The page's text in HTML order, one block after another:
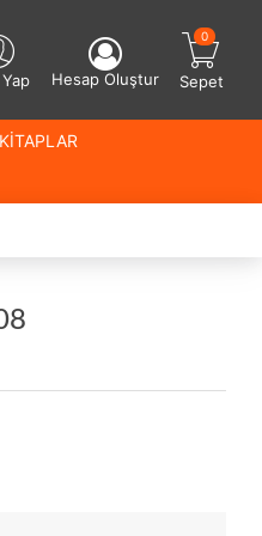
Sepet
0
Hesap Oluştur
KİTAPLAR